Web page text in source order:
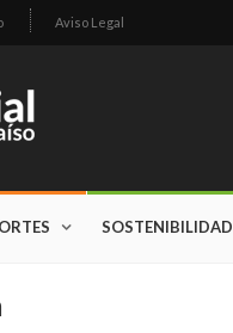
Aviso Legal
SOSTENIBILIDAD